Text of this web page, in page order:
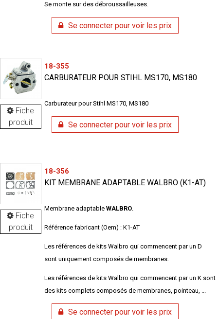
Se monte sur des débroussailleuses.
Se connecter pour voir les prix
Fiche
produit
18-355
CARBURATEUR POUR STIHL MS170, MS180
Carburateur pour Stihl MS170, MS180
Se connecter pour voir les prix
Fiche
produit
18-356
KIT MEMBRANE ADAPTABLE WALBRO (K1-AT)
Membrane adaptable WALBRO.
Référence fabricant (Oem) : K1-AT
Les références de kits Walbro qui commencent par un D
sont uniquement composés de membranes.
Les références de kits Walbro qui commencent par un K sont
des kits complets composés de membranes, pointeau, ...
Se connecter pour voir les prix